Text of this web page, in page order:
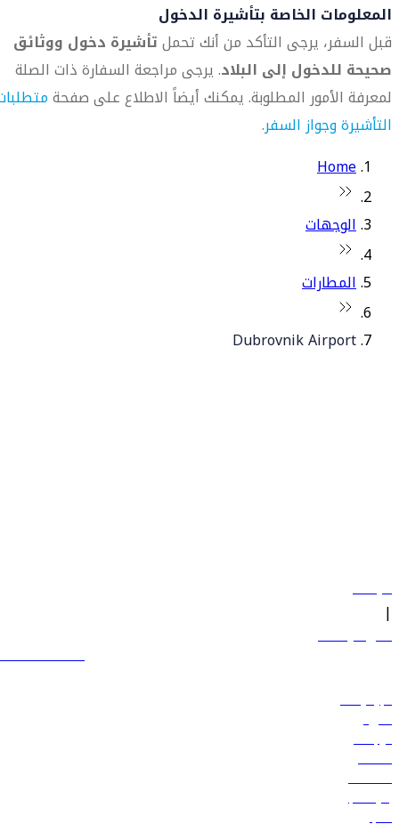
المعلومات الخاصة بتأشيرة الدخول
قبل السفر، يرجى التأكد من أنك تحملتأشيرة دخول ووثائق
صحيحة للدخول إلى البلاد. يرجى مراجعة السفارة ذات الصلة
لمعرفة الأمور المطلوبة. يمكنك أيضاً الاطلاع على صفحة
التأشيرة وجواز السفر.
Home
الوجهات
المطارات
Dubrovnik Airport
سياساتنا
|
الشروط والأحكام
600 544 445
حجز الرحلات
العروض
الوجهات
الأمتعة
المساعدة
إدارة الحجز
الأخبار